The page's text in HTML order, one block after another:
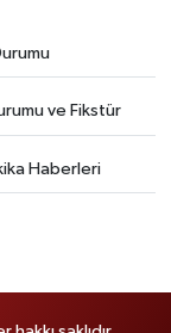
ve Fikstür
Haberleri